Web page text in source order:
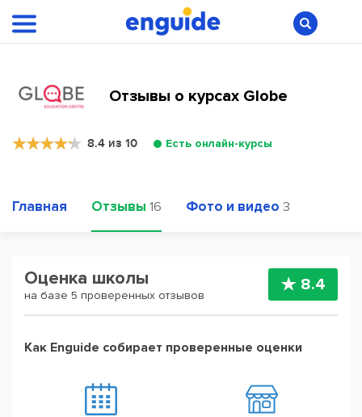
Отзывы о курсах Globe
8.4 из 10 Есть онлайн-курсы
Главная Отзывы 16 Фото и видео 3
Оценка школы
на базе 5 проверенных отзывов
8.4
Как Enguide собирает проверенные оценки